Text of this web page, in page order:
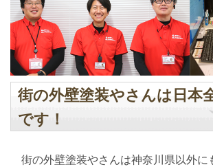
街の外壁塗装やさんは日本
です！
街の外壁塗装やさんは神奈川県以外に